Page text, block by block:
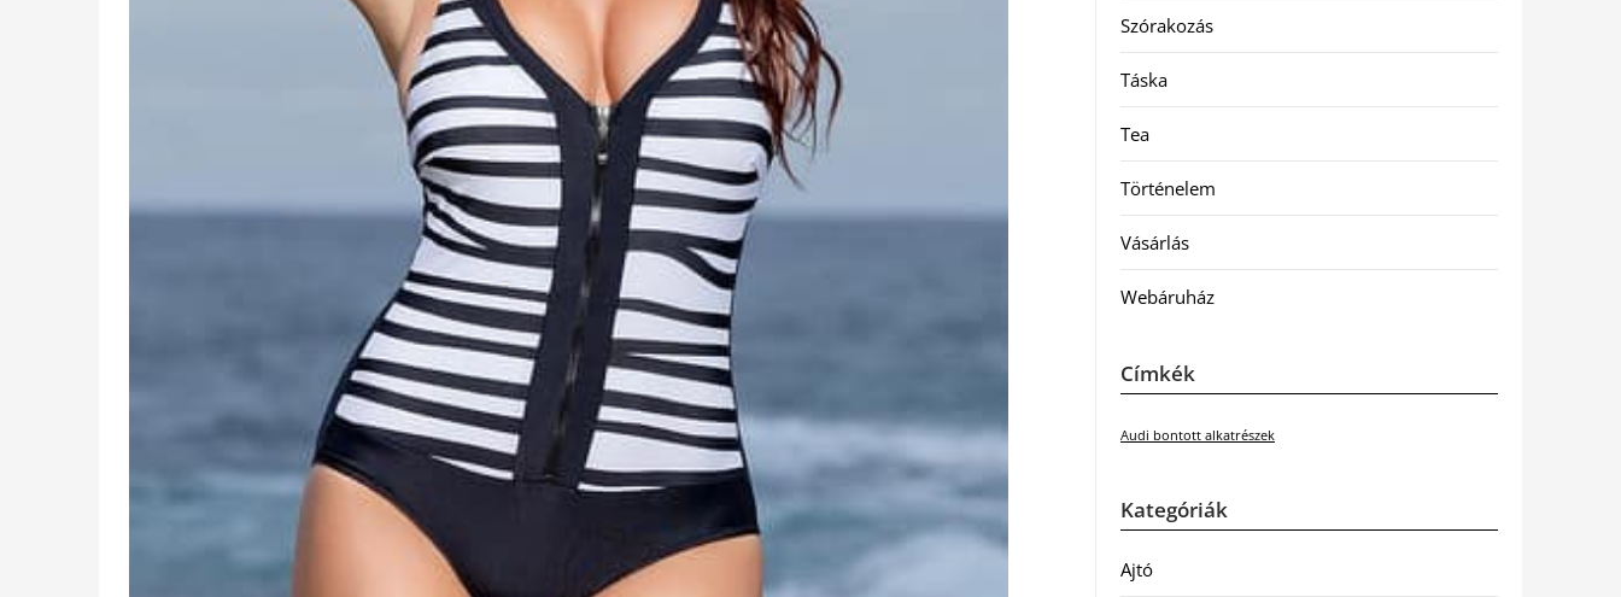
Szórakozás
Táska
Tea
Történelem
Vásárlás
Webáruház
Címkék
Audi bontott alkatrészek
Kategóriák
Ajtó